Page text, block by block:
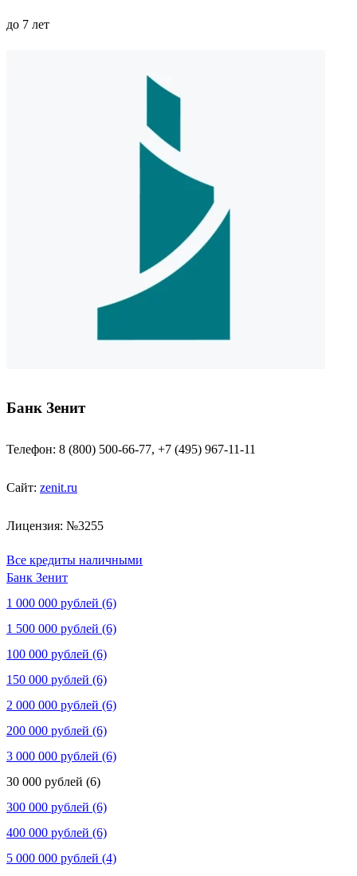
до 7 лет
Банк Зенит
Телефон: 8 (800) 500-66-77, +7 (495) 967-11-11
Сайт: zenit.ru
Лицензия: №3255
Все кредиты наличными
Банк Зенит
1 000 000 рублей (6)
1 500 000 рублей (6)
100 000 рублей (6)
150 000 рублей (6)
2 000 000 рублей (6)
200 000 рублей (6)
3 000 000 рублей (6)
30 000 рублей (6)
300 000 рублей (6)
400 000 рублей (6)
5 000 000 рублей (4)